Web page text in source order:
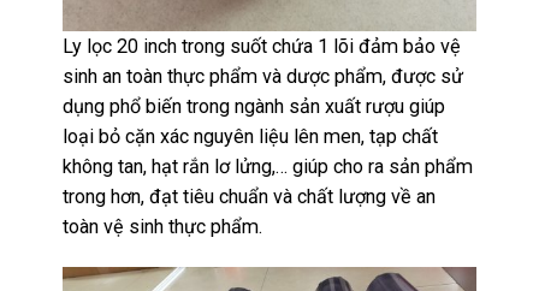
Ly lọc 20 inch trong suốt chứa 1 lõi đảm bảo vệ
sinh an toàn thực phẩm và dược phẩm, được sử
dụng phổ biến trong ngành sản xuất rượu giúp
loại bỏ cặn xác nguyên liệu lên men, tạp chất
không tan, hạt rắn lơ lửng,… giúp cho ra sản phẩm
trong hơn, đạt tiêu chuẩn và chất lượng về an
toàn vệ sinh thực phẩm.